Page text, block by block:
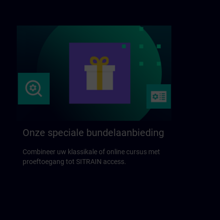
Onze speciale bundelaanbieding
Combineer uw klassikale of online cursus met
proeftoegang tot SITRAIN access.